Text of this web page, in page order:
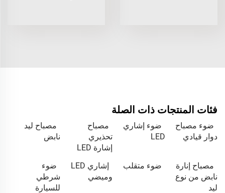
فئات المنتجات ذات الصلة
ضوء مصباح
دوار قيادي
ضوء إشاري
LED
مصباح
تحذيري
إشارة LED
مصباح ليد
نابض
مصباح إنارة
نابض من نوع
ليد
ضوء متقلب
إشاري LED
وميضي
ضوء
شرطي
للسيارة